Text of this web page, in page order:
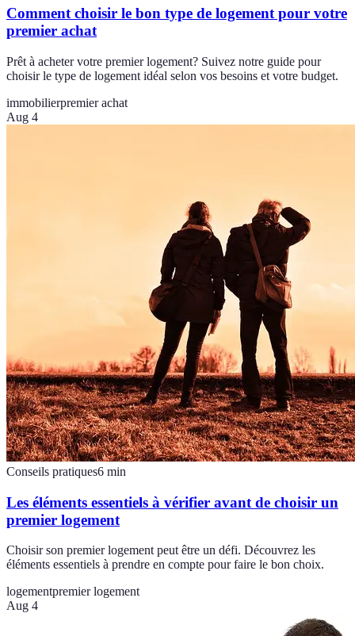
Comment choisir le bon type de logement pour votre
premier achat
Prêt à acheter votre premier logement? Suivez notre guide pour
choisir le type de logement idéal selon vos besoins et votre budget.
immobilierpremier achat
Aug 4
Conseils pratiques6 min
Les éléments essentiels à vérifier avant de choisir un
premier logement
Choisir son premier logement peut être un défi. Découvrez les
éléments essentiels à prendre en compte pour faire le bon choix.
logementpremier logement
Aug 4